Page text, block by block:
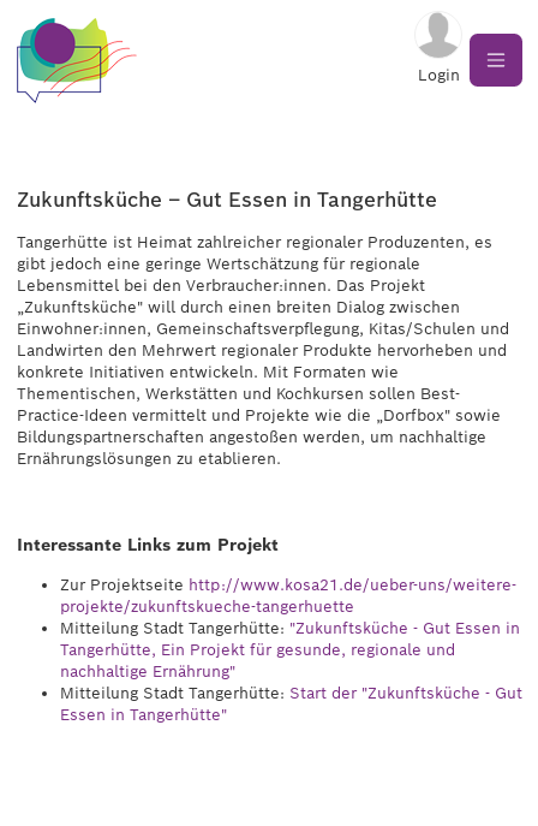
Login
Zukunftsküche – Gut Essen in Tangerhütte
Tangerhütte ist Heimat zahlreicher regionaler Produzenten, es
gibt jedoch eine geringe Wertschätzung für regionale
Lebensmittel bei den Verbraucher:innen. Das Projekt
„Zukunftsküche" will durch einen breiten Dialog zwischen
Einwohner:innen, Gemeinschaftsverpflegung, Kitas/Schulen und
Landwirten den Mehrwert regionaler Produkte hervorheben und
konkrete Initiativen entwickeln. Mit Formaten wie
Thementischen, Werkstätten und Kochkursen sollen Best-
Practice-Ideen vermittelt und Projekte wie die „Dorfbox" sowie
Bildungspartnerschaften angestoßen werden, um nachhaltige
Ernährungslösungen zu etablieren.
Interessante Links zum Projekt
Zur Projektseite http://www.kosa21.de/ueber-uns/weitere-
projekte/zukunftskueche-tangerhuette
Mitteilung Stadt Tangerhütte: "Zukunftsküche - Gut Essen in
Tangerhütte, Ein Projekt für gesunde, regionale und
nachhaltige Ernährung"
Mitteilung Stadt Tangerhütte: Start der "Zukunftsküche - Gut
Essen in Tangerhütte"